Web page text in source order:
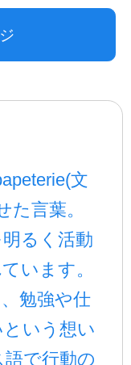
文
た言葉。
るく活動
います。
勉強や仕
いう想い
で行動の